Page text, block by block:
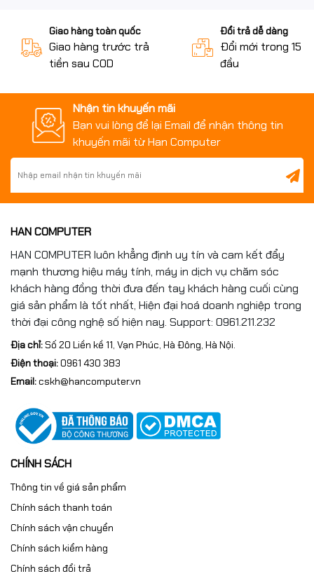
Giao hàng toàn quốc
Giao hàng trước trả
tiền sau COD
Đổi trả dễ dàng
Đổi mới trong 15
đầu
Nhận tin khuyến mãi
Bạn vui lòng để lại Email để nhận thông tin
khuyến mãi từ Han Computer
HAN COMPUTER
HAN COMPUTER luôn khẳng định uy tín và cam kết đẩy
mạnh thương hiệu máy tính, máy in dịch vụ chăm sóc
khách hàng đồng thời đưa đến tay khách hàng cuối cùng
giá sản phẩm là tốt nhất, Hiện đại hoá doanh nghiệp trong
thời đại công nghệ số hiện nay. Support: 0961.211.232
Địa chỉ:Số 20 Liền kề 11, Vạn Phúc, Hà Đông, Hà Nội.
Điện thoại:0961 430 383
Email:cskh@hancomputer.vn
CHÍNH SÁCH
Thông tin về giá sản phẩm
Chính sách thanh toán
Chính sách vận chuyển
Chính sách kiểm hàng
Chính sách đổi trả